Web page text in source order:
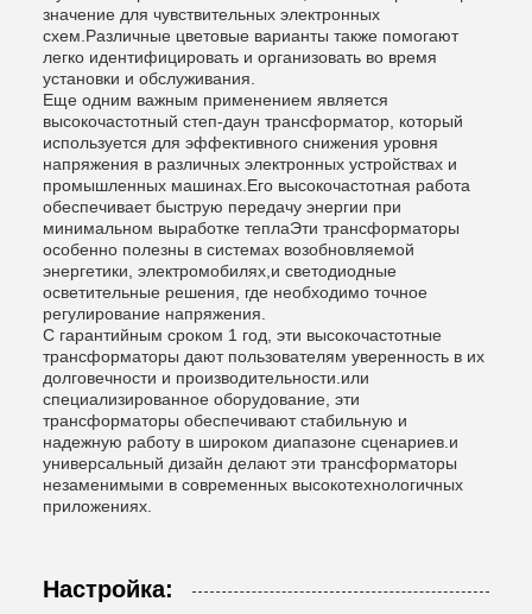
значение для чувствительных электронных
схем.Различные цветовые варианты также помогают
легко идентифицировать и организовать во время
установки и обслуживания.
Еще одним важным применением является
высокочастотный степ-даун трансформатор, который
используется для эффективного снижения уровня
напряжения в различных электронных устройствах и
промышленных машинах.Его высокочастотная работа
обеспечивает быструю передачу энергии при
минимальном выработке теплаЭти трансформаторы
особенно полезны в системах возобновляемой
энергетики, электромобилях,и светодиодные
осветительные решения, где необходимо точное
регулирование напряжения.
С гарантийным сроком 1 год, эти высокочастотные
трансформаторы дают пользователям уверенность в их
долговечности и производительности.или
специализированное оборудование, эти
трансформаторы обеспечивают стабильную и
надежную работу в широком диапазоне сценариев.и
универсальный дизайн делают эти трансформаторы
незаменимыми в современных высокотехнологичных
приложениях.
Настройка: